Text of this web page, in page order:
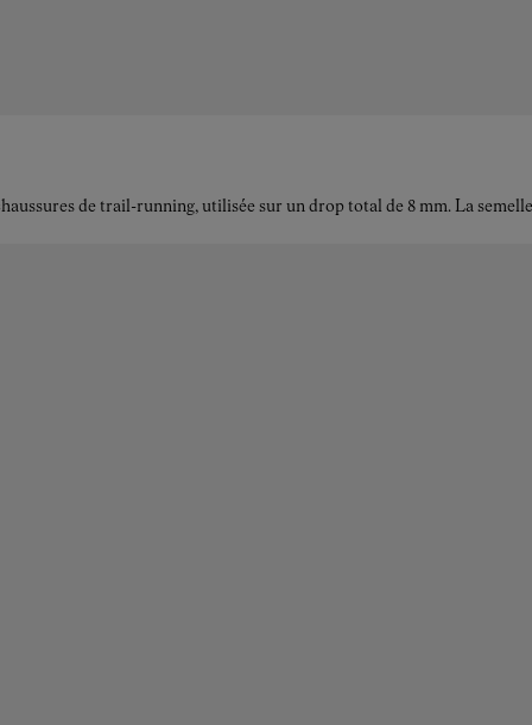
de trail-running, utilisée sur un drop total de 8 mm. La